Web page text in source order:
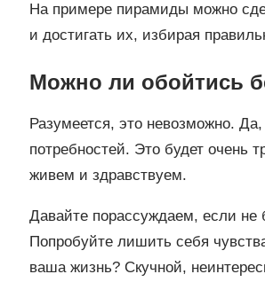
На примере пирамиды можно
и достигать их, избирая
Можно ли обойтись
Разумеется, это невозможно.
потребностей. Это будет очень
живем и здравствуем.
Давайте порассуждаем, если не
Попробуйте лишить себя
ваша жизнь? Скучной,